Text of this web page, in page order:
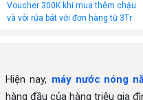
Voucher 300K khi mua thêm chậu
và vòi rửa bát với đơn hàng từ 3Tr
Hiện nay, máy nước nóng
hàng đầu của hàng triệu gia